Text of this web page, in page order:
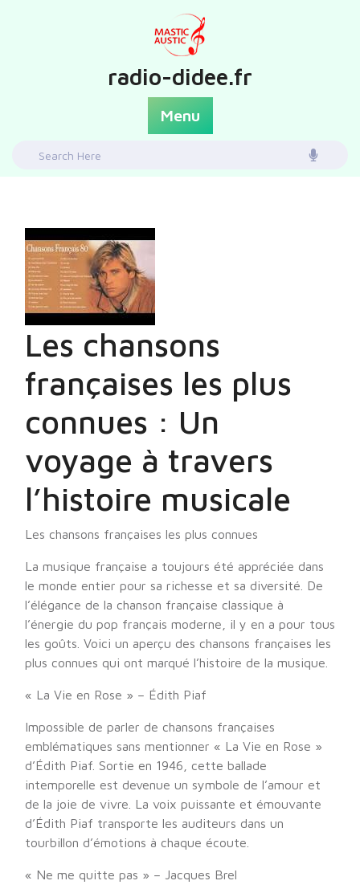
radio-didee.fr
Menu
Search
Les chansons
françaises les plus
connues : Un
voyage à travers
l’histoire musicale
Les chansons françaises les plus connues
La musique française a toujours été appréciée dans
le monde entier pour sa richesse et sa diversité. De
l’élégance de la chanson française classique à
l’énergie du pop français moderne, il y en a pour tous
les goûts. Voici un aperçu des chansons françaises les
plus connues qui ont marqué l’histoire de la musique.
« La Vie en Rose » – Édith Piaf
Impossible de parler de chansons françaises
emblématiques sans mentionner « La Vie en Rose »
d’Édith Piaf. Sortie en 1946, cette ballade
intemporelle est devenue un symbole de l’amour et
de la joie de vivre. La voix puissante et émouvante
d’Édith Piaf transporte les auditeurs dans un
tourbillon d’émotions à chaque écoute.
« Ne me quitte pas » – Jacques Brel